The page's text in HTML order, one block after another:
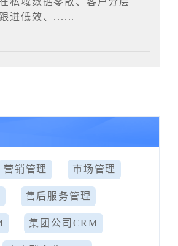
进低效、......
营销管理 市场管理
售后服务管理
集团公司CRM